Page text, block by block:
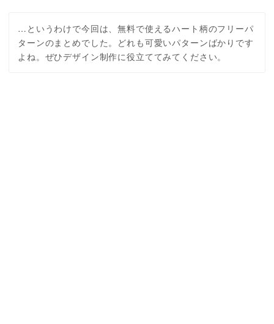
…というわけで今回は、無料で使えるハート柄のフリーパ
ターンのまとめでした。どれも可愛いパターンばかりです
よね。ぜひデザイン制作に役立ててみてください。